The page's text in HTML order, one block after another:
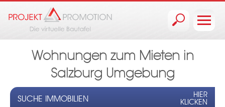
Wohnungen zum Mieten in
Salzburg Umgebung
SUCHE IMMOBILIEN
HIER
KLICKEN